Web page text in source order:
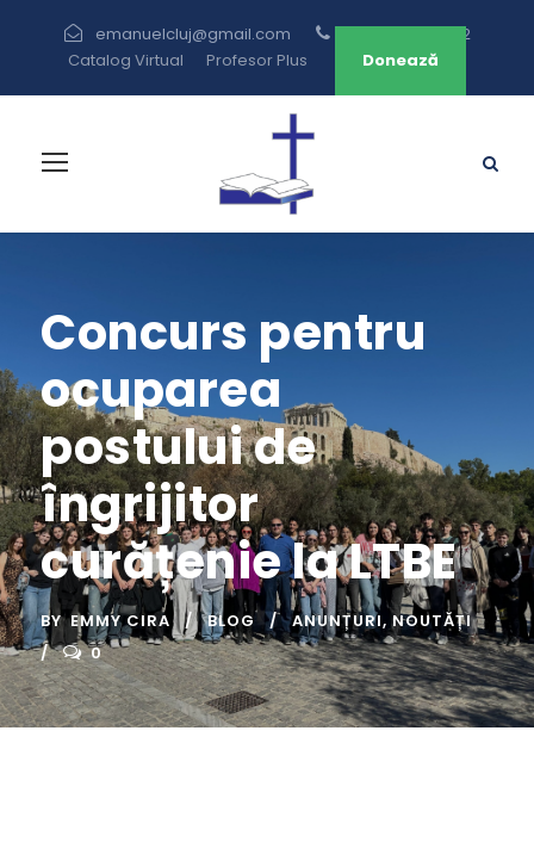
emanuelcluj@gmail.com
+40 264 433 582
Catalog Virtual
Profesor Plus Donează
Concurs pentru
ocuparea
postului de
îngrijitor
curățenie la LTBE
BY EMMY CIRA BLOG ANUNȚURI, NOUTĂȚI
0